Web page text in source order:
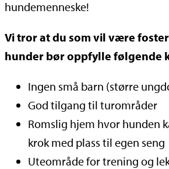
hundemenneske!
Vi tror at du som vil være
hunder bør oppfylle følgende
Ingen små barn (større
God tilgang til turområder
Romslig hjem hvor hunden
krok med plass til egen seng
Uteområde for trening og